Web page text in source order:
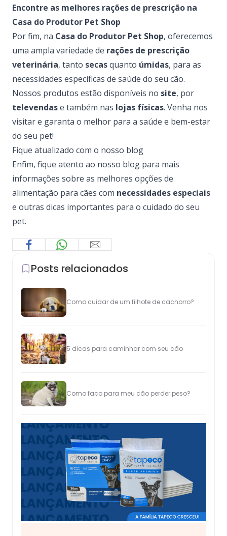
Encontre as melhores rações de prescrição na
Casa do Produtor Pet Shop
Por fim, na Casa do Produtor Pet Shop, oferecemos
uma ampla variedade de rações de prescrição
veterinária, tanto secasquanto úmidas, para as
necessidades específicas de saúde do seu cão.
Nossos produtos estão disponíveis no site, por
televendase também nas lojas físicas. Venha nos
visitar e garanta o melhor para a saúde e bem-estar
do seu pet!
Fique atualizado com o nosso blog
Enfim, fique atento ao nosso blog para mais
informações sobre as melhores opções de
alimentação para cães com necessidades especiais
e outras dicas importantes para o cuidado do seu
pet.
Posts relacionados
Como cuidar de um filhote de cachorro?
5 dicas para caminhar com seu cão
Como faço para meu cão perder peso?